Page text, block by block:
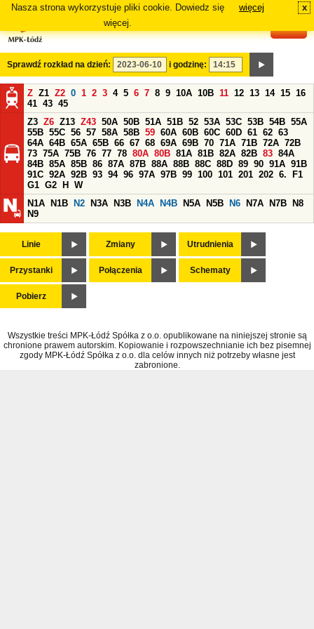
Nasza strona wykorzystuje pliki cookie. Dowiedz się
więcej.
więcej x
Sprawdź rozkład na dzień: i godzinę:
Z Z1 Z2 0 1 2 3 4 5 6 7 8 9 10A 10B 11 12 13 14 15 16
41 43 45
Z3 Z6 Z13 Z43 50A 50B 51A 51B 52 53A 53C 53B 54B 55A
55B 55C 56 57 58A 58B 59 60A 60B 60C 60D 61 62 63
64A 64B 65A 65B 66 67 68 69A 69B 70 71A 71B 72A 72B
73 75A 75B 76 77 78 80A 80B 81A 81B 82A 82B 83 84A
84B 85A 85B 86 87A 87B 88A 88B 88C 88D 89 90 91A 91B
91C 92A 92B 93 94 96 97A 97B 99 100 101 201 202 6.
F1
G1 G2 H
W
N1A
N1B N2 N3A N3B N4A N4B N5A N5B N6 N7A N7B
N8
N9
Linie Zmiany Utrudnienia
Przystanki Połączenia Schematy
Pobierz
Wszystkie treści MPK-Łódź Spółka z o.o. opublikowane na niniejszej stronie są
chronione prawem autorskim. Kopiowanie i rozpowszechnianie ich bez pisemnej
zgody MPK-Łódź Spółka z o.o. dla celów innych niż potrzeby własne jest
zabronione.